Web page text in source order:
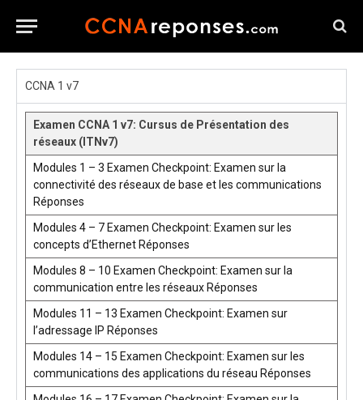
CCNA 1 v7
Examen CCNA 1 v7: Cursus de Présentation des
réseaux (ITNv7)
Modules 1 – 3 Examen Checkpoint: Examen sur la
connectivité des réseaux de base et les communications
Réponses
Modules 4 – 7 Examen Checkpoint: Examen sur les
concepts d’Ethernet Réponses
Modules 8 – 10 Examen Checkpoint: Examen sur la
communication entre les réseaux Réponses
Modules 11 – 13 Examen Checkpoint: Examen sur
l’adressage IP Réponses
Modules 14 – 15 Examen Checkpoint: Examen sur les
communications des applications du réseau Réponses